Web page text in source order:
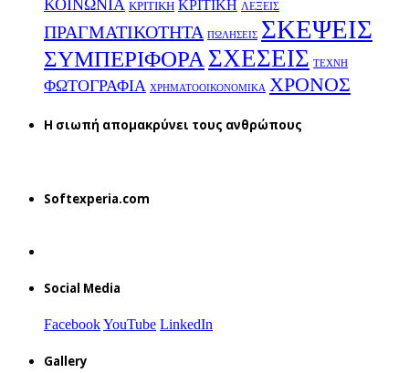
ΚΟΙΝΩΝΙΑ ΚΡΙΤΙΚΗ ΚΡΙΤΙΚΗ ΛΕΞΕΙΣ
ΠΡΑΓΜΑΤΙΚΟΤΗΤΑ ΠΩΛΗΣΕΙΣ ΣΚΕΨΕΙΣ
ΣΥΜΠΕΡΙΦΟΡΑΣΧΕΣΕΙΣ ΤΕΧΝΗ
ΦΩΤΟΓΡΑΦΙΑ ΧΡΗΜΑΤΟΟΙΚΟΝΟΜΙΚΑ ΧΡΟΝΟΣ
H σιωπή απομακρύνει τους ανθρώπους
Softexperia.com
Social Media
FacebookYouTube LinkedIn
Gallery